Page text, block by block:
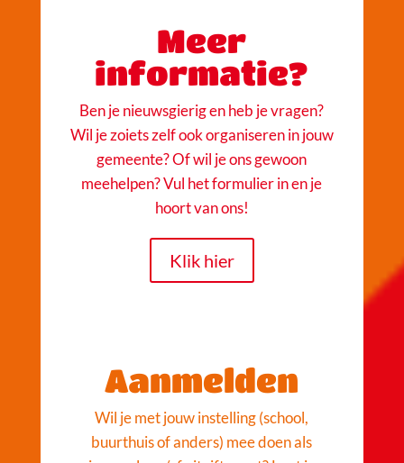
Meer
informatie?
Ben je nieuwsgierig en heb je vragen?
Wil je zoiets zelf ook organiseren in jouw
gemeente? Of wil je ons gewoon
meehelpen? Vul het formulier in en je
hoort van ons!
Klik hier
Aanmelden
Wil je met jouw instelling (school,
buurthuis of anders) mee doen als